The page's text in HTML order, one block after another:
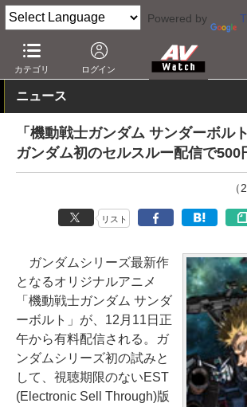
Powered by
カテゴリ ログイン
AV Watch コンテンツ・サービス 映像配信
ニュース
「機動戦士ガンダム サンダーボル
ガンダム初のセルスルー配信で500
リスト
ガンダムシリーズ最新作
となるオリジナルアニメ
「機動戦士ガンダム サンダ
ーボルト」が、12月11日正
午から有料配信される。ガ
ンダムシリーズ初の試みと
して、視聴期限のないEST
(Electronic Sell Through)版